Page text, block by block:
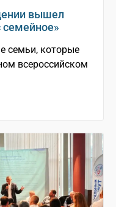
вышел
семейное»
семьи, которые
всероссийском